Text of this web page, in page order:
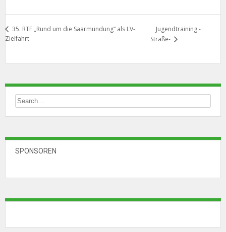
35. RTF „Rund um die Saarmündung“ als LV-
Zielfahrt
Jugendtraining -
Straße-
SPONSOREN